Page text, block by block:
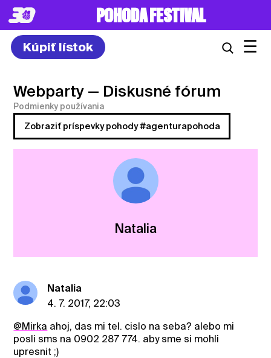
POHODA FESTIVAL
Kúpiť lístok ☰
Webparty — Diskusné fórum
Podmienky používania
Zobraziť príspevky pohody #agenturapohoda
Natalia
Natalia
4. 7. 2017, 22:03
@Mirka ahoj, das mi tel. cislo na seba? alebo mi
posli sms na 0902 287 774. aby sme si mohli
upresnit ;)